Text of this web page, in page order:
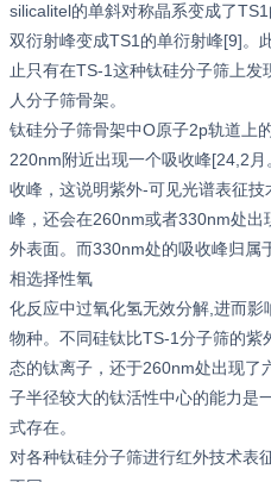
silicalitel的单斜对称晶系变成了
双衍射峰变成TS1的单衍射峰[9]。
止只有在TS-1这种钛硅分子筛上
人分子筛骨架。
钛硅分子筛骨架中O原子2p轨道上
220nm附近出现一个吸收峰[24,2
收峰，这说明紫外-可见光谱表征
峰，还会在260nm或者330nm处
外表面。而330nm处的吸收峰归属
相选择性氧
化反应中过氧化氢无效分解,进而
物种。不同硅钛比TS-1分子筛的
态的钛离子，还于260nm处出现了
子半径较大的钛活性中心的能力是
式存在。
对各种钛硅分子筛进行红外技术表